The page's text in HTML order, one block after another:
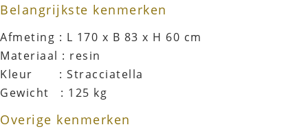
Belangrijkste kenmerken
Afmeting : L 170 x B 83 x H 60 cm
Materiaal : resin
Kleur : Stracciatella
Gewicht : 125 kg
Overige kenmerken